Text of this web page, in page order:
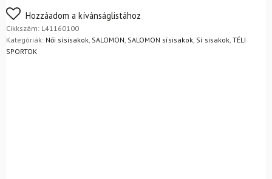
FoxPost
Nem biztos a választásában? Semmi gond – a terméket
egyszerűen visszaküldheti 14 napon belül, indoklás nélkül.
Mik a visszaküldés feltételei?
Hozzáadom a kívánságlistához
Cikkszám: L41160100
Kategóriák: Női sísisakok SALOMON SALOMON sísisakok Sí sisakok TÉLI
SPORTOK